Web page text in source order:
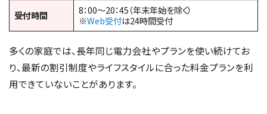
受付時間
8：00～20：45（年末年始を除く）
※Web受付は24時間受付
多くの家庭では、長年同じ電力会社やプランを使い続けてお
り、最新の割引制度やライフスタイルに合った料金プランを利
用できていないことがあります。